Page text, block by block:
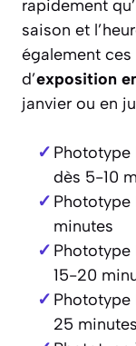
rapidement
saison et
également
d’exposition
janvier ou en
Phototype
dès 5-10
Phototype
minutes
Phototype
15-20
Phototype
25 minutes